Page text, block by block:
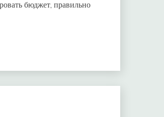
бюджет, правильно